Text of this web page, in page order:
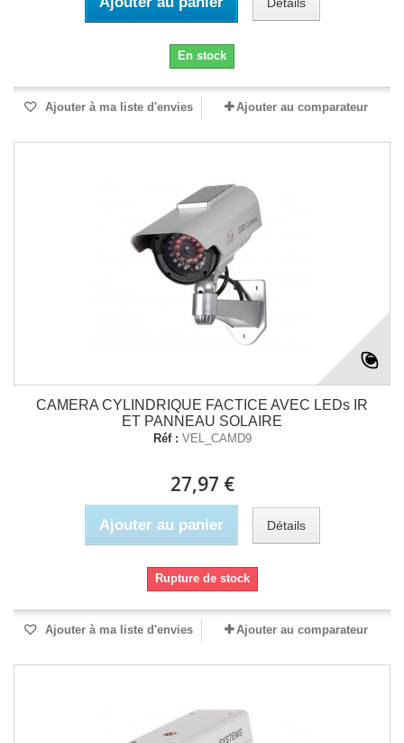
En stock
Ajouter à ma liste d'envies Ajouter au comparateur
CAMERA CYLINDRIQUE FACTICE AVEC LEDs IR
ET PANNEAU SOLAIRE
Réf : VEL_CAMD9
27,97 €
Ajouter au panier Détails
Rupture de stock
Ajouter à ma liste d'envies Ajouter au comparateur